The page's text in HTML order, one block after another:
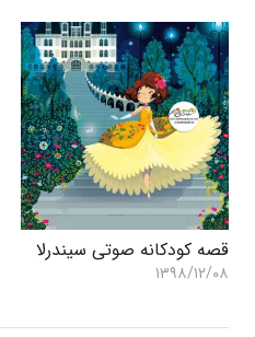
قصه کودکانه صوتی سیندرلا
۱۳۹۸/۱۲/۰۸